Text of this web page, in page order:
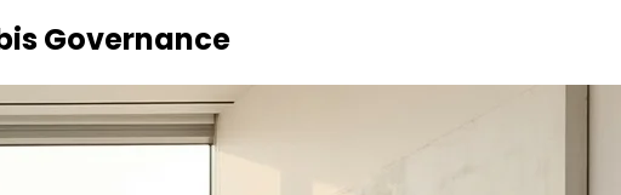
Governance